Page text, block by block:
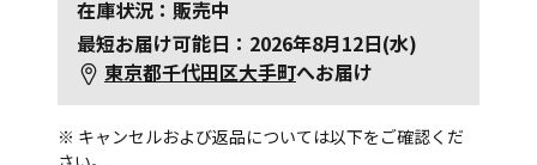
在庫状況：販売中
最短お届け可能日：2026年8月12日(水)
東京都千代田区大手町へお届け
※ キャンセルおよび返品については以下をご確認くだ